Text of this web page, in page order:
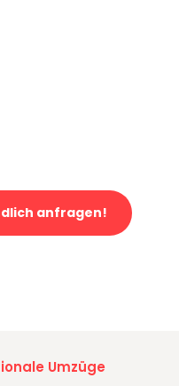
anfragen!
Umzüge